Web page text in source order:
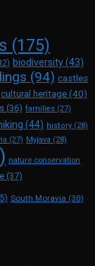
(175)
biodiversity(43)
(94) castles
cultural heritage (40)
(36) families (27)
(44) history (28)
(27) Myjava (28)
nature conservation
(37)
South Moravia (30)